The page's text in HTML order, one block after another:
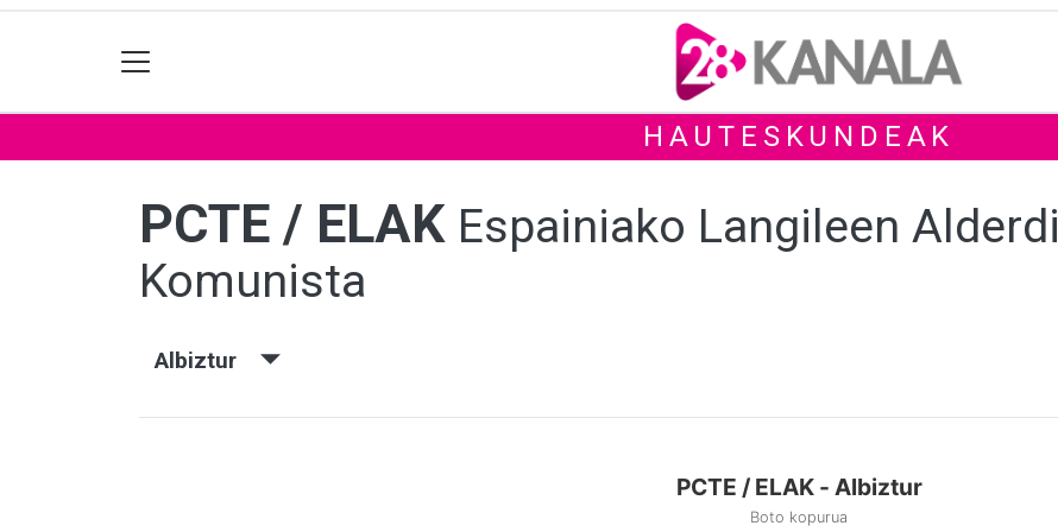
HAUTESKUNDEAK
PCTE / ELAK Espainiako Langileen Alderdi
Komunista
Albiztur
PCTE / ELAK - Albiztur
Boto kopurua